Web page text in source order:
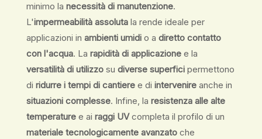
minimo la necessità di manutenzione.
L'impermeabilità assoluta la rende ideale per
applicazioni in ambienti umidi o a diretto contatto
con l'acqua. La rapidità di applicazione e la
versatilità di utilizzo su diverse superfici permettono
di ridurre i tempi di cantiere e di intervenire anche in
situazioni complesse. Infine, la resistenza alle alte
temperature e ai raggi UVcompleta il profilo di un
materiale tecnologicamente avanzato che